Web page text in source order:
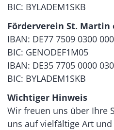
BIC: BYLADEM1SKB
Förderverein St. Martin
IBAN: DE77 7509 0300
BIC: GENODEF1M05
IBAN: DE35 7705 0000
BIC: BYLADEM1SKB
Wichtiger Hinweis
Wir freuen uns über Ihre
uns auf vielfältige Art